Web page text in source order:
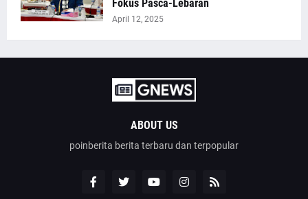
Fokus Pasca-Lebaran
April 12, 2025
ABOUT US
poinberita berita terbaru dan terpopular